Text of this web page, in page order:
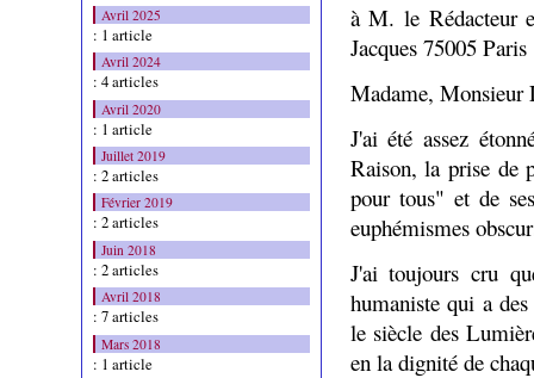
Avril 2025
: 1 article
Avril 2024
: 4 articles
Avril 2020
: 1 article
Juillet 2019
: 2 articles
Février 2019
: 2 articles
Juin 2018
: 2 articles
Avril 2018
: 7 articles
Mars 2018
: 1 article
à M. le Rédacteur
Jacques 75005 Paris
Madame, Monsieur
J'ai été assez
Raison, la prise de
pour tous" et de
euphémismes
J'ai toujours cru
humaniste qui a
le siècle des
en la dignité de